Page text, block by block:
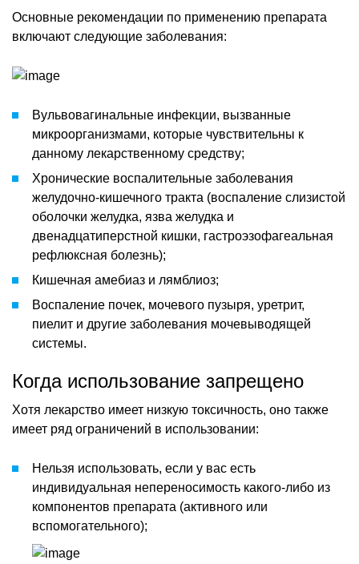
Основные рекомендации по применению препарата
включают следующие заболевания:
Вульвовагинальные инфекции, вызванные
микроорганизмами, которые чувствительны к
данному лекарственному средству;
Хронические воспалительные заболевания
желудочно-кишечного тракта (воспаление слизистой
оболочки желудка, язва желудка и
двенадцатиперстной кишки, гастроэзофагеальная
рефлюксная болезнь);
Кишечная амебиаз и лямблиоз;
Воспаление почек, мочевого пузыря, уретрит,
пиелит и другие заболевания мочевыводящей
системы.
Когда использование запрещено
Хотя лекарство имеет низкую токсичность, оно также
имеет ряд ограничений в использовании:
Нельзя использовать, если у вас есть
индивидуальная непереносимость какого-либо из
компонентов препарата (активного или
вспомогательного);